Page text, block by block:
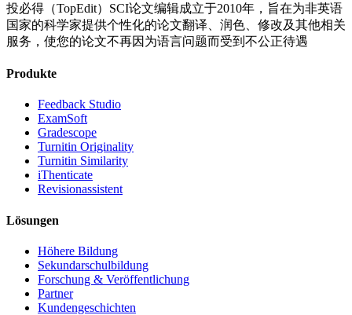
投必得（TopEdit）SCI论文编辑成立于2010年，旨在为非英语
国家的科学家提供个性化的论文翻译、润色、修改及其他相关
服务，使您的论文不再因为语言问题而受到不公正待遇
Produkte
Feedback Studio
ExamSoft
Gradescope
Turnitin Originality
Turnitin Similarity
iThenticate
Revisionassistent
Lösungen
Höhere Bildung
Sekundarschulbildung
Forschung & Veröffentlichung
Partner
Kundengeschichten